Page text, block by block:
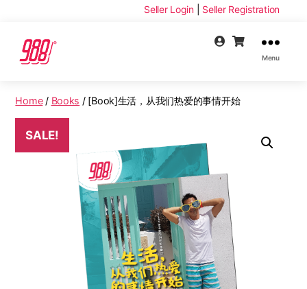
Seller Login| Seller Registration
Menu
Home/ Books / [Book]生活，从我们热爱的事情开始
SALE!